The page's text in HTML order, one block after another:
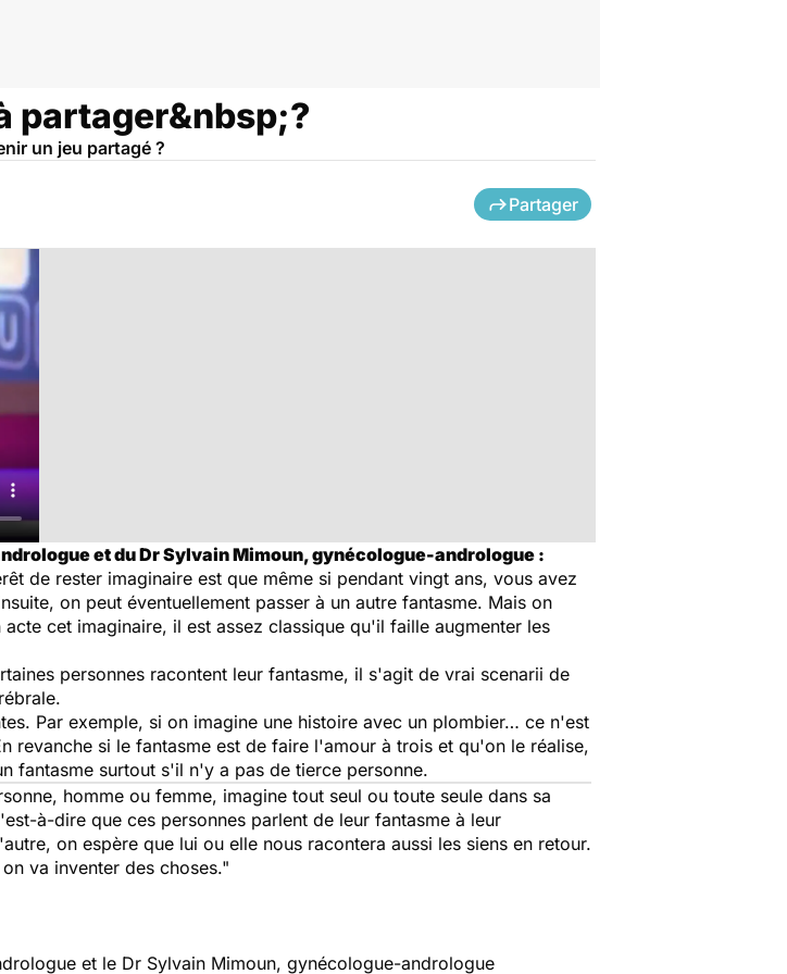
partager&nbsp;?
un jeu partagé ?
Partager
et du Dr Sylvain Mimoun, gynécologue-andrologue :
de rester imaginaire est que même si pendant vingt ans, vous avez
on peut éventuellement passer à un autre fantasme. Mais on
cet imaginaire, il est assez classique qu'il faille augmenter les
personnes racontent leur fantasme, il s'agit de vrai scenarii de
Par exemple, si on imagine une histoire avec un plombier… ce n'est
revanche si le fantasme est de faire l'amour à trois et qu'on le réalise,
fantasme surtout s'il n'y a pas de tierce personne.
homme ou femme, imagine tout seul ou toute seule dans sa
à-dire que ces personnes parlent de leur fantasme à leur
on espère que lui ou elle nous racontera aussi les siens en retour.
va inventer des choses."
et le Dr Sylvain Mimoun, gynécologue-andrologue